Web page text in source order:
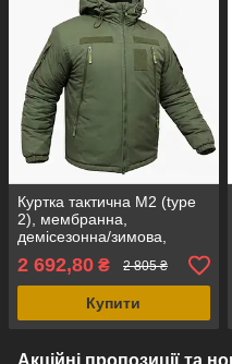
Куртка тактична M2 (type
2), мембранна,
демісезонна/зимова,
олива. Україна
2 692,80 ₴ 2 805 ₴
Купити